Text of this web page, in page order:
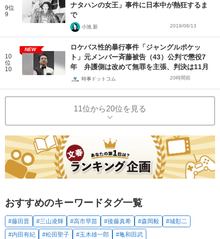
9位
9
ナタハンの女王」事件に日本中が熱狂するま
で
小池 新 2019/08/13
10
位
10
NEW
ロケバス性的暴行事件「ジャングルポケッ
ト」元メンバー斉藤被告（43）公判で懲役7
年 弁護側は改めて無罪を主張、判決は11月
時事ドットコム 20時間前
11位から20位を見る
おすすめのキーワードタグ一覧
#藤田晋 #三山凌輝 #高市早苗 #後藤真希 #森岡毅
#城彰二
#内田有紀
#松田聖子 #玉木雄一郎 #亀和田武